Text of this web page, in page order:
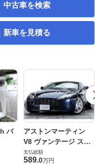
中古車を検索
新車を見積る
バ
アストンマーティン
V8 ヴァンテージ スポ
ーツシフト
支払総額
589.0万円